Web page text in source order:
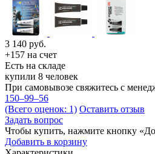
3 140 руб.
+157 на счет
Есть на складе
купили 8 человек
При самовывозе свяжитесь с
150–99–56
(Всего оценок: 1) Оставить отзыв
Задать вопрос
Чтобы купить, нажмите кнопку
Добавить в корзину